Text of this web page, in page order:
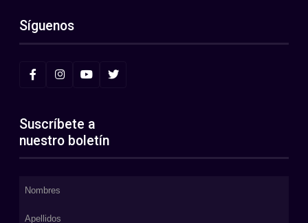
Síguenos
Suscríbete a
nuestro boletín